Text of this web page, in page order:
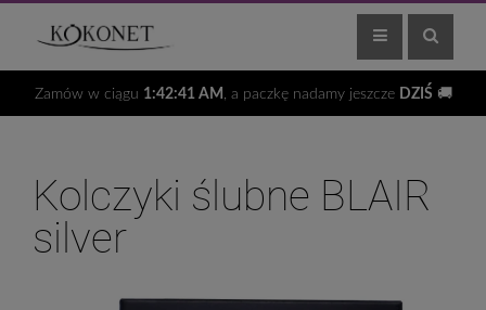
Zamów w ciągu 1:42:40 AM , a paczkę nadamy jeszcze DZIŚ 🚚
Kolczyki ślubne BLAIR
silver